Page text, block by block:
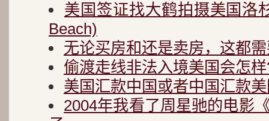
美国签证找大鹤拍摄美国洛
Beach)
无论买房和还是卖房，这都
偷渡走线非法入境美国会怎
美国汇款中国或者中国汇款
2004年我看了周星驰的电影